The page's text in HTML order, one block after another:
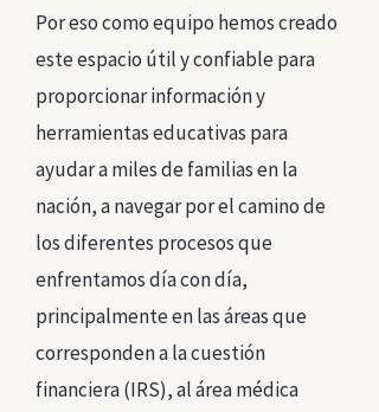
Por eso como equipo hemos creado
este espacio útil y confiable para
proporcionar información y
herramientas educativas para
ayudar a miles de familias en la
nación, a navegar por el camino de
los diferentes procesos que
enfrentamos día con día,
principalmente en las áreas que
corresponden a la cuestión
financiera (IRS), al área médica